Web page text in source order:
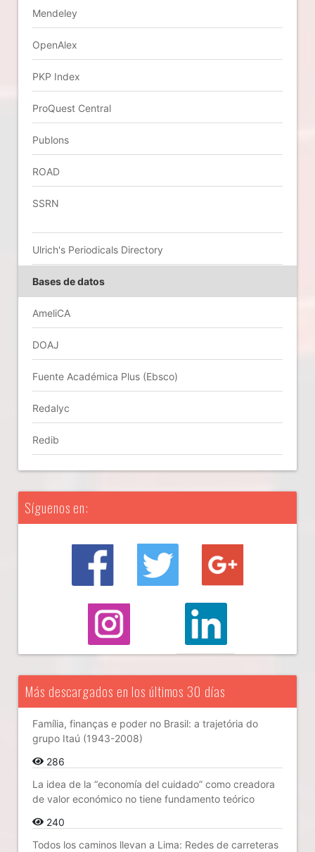
Mendeley
OpenAlex
PKP Index
ProQuest Central
Publons
ROAD
SSRN
Ulrich's Periodicals Directory
Bases de datos
AmeliCA
DOAJ
Fuente Académica Plus (Ebsco)
Redalyc
Redib
Síguenos en:
Más descargados en los últimos 30 días
Família, finanças e poder no Brasil: a trajetória do
grupo Itaú (1943-2008)
286
La idea de la “economía del cuidado” como creadora
de valor económico no tiene fundamento teórico
240
Todos los caminos llevan a Lima: Redes de carreteras